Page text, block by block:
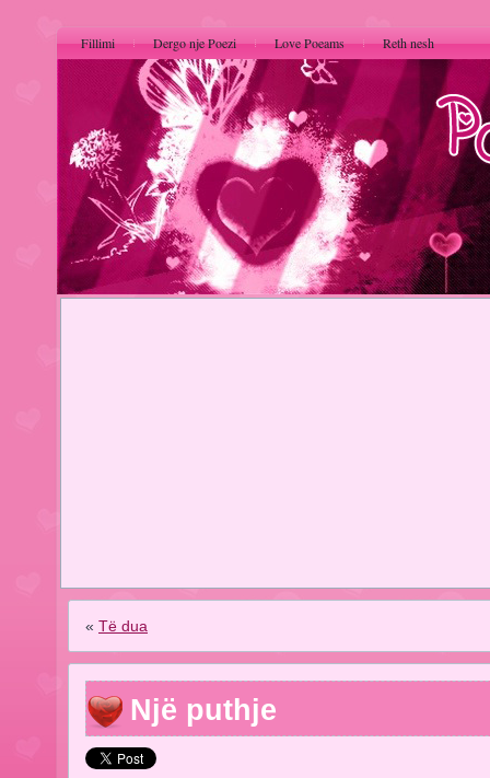
Fillimi Dergo nje Poezi Love Poeams Reth nesh
« Të dua
Një puthje